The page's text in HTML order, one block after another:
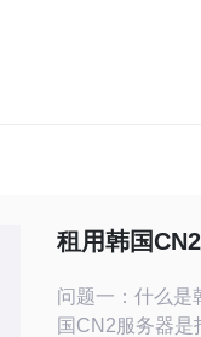
租用韩国
问题一：什么是
国CN2服务器是